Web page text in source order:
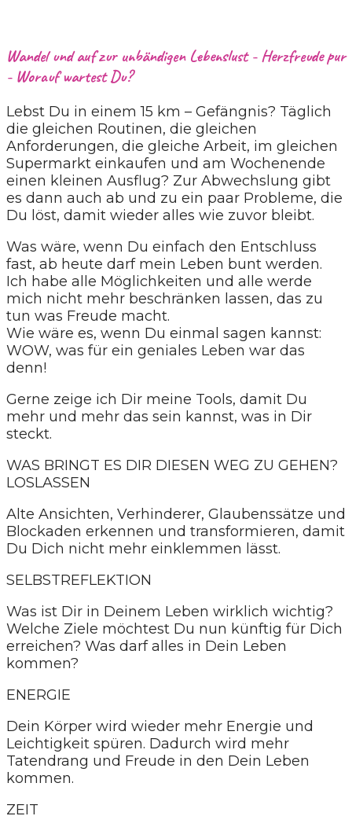
Wandel und auf zur unbändigen Lebenslust - Herzfreude pur
- Worauf wartest Du?
Lebst Du in einem 15 km – Gefängnis? Täglich
die gleichen Routinen, die gleichen
Anforderungen, die gleiche Arbeit, im gleichen
Supermarkt einkaufen und am Wochenende
einen kleinen Ausflug? Zur Abwechslung gibt
es dann auch ab und zu ein paar Probleme, die
Du löst, damit wieder alles wie zuvor bleibt.
Was wäre, wenn Du einfach den Entschluss
fast, ab heute darf mein Leben bunt werden.
Ich habe alle Möglichkeiten und alle werde
mich nicht mehr beschränken lassen, das zu
tun was Freude macht.
Wie wäre es, wenn Du einmal sagen kannst:
WOW, was für ein geniales Leben war das
denn!
Gerne zeige ich Dir meine Tools, damit Du
mehr und mehr das sein kannst, was in Dir
steckt.
WAS BRINGT ES DIR DIESEN WEG ZU GEHEN?
LOSLASSEN
Alte Ansichten, Verhinderer, Glaubenssätze und
Blockaden erkennen und transformieren, damit
Du Dich nicht mehr einklemmen lässt.
SELBSTREFLEKTION
Was ist Dir in Deinem Leben wirklich wichtig?
Welche Ziele möchtest Du nun künftig für Dich
erreichen? Was darf alles in Dein Leben
kommen?
ENERGIE
Dein Körper wird wieder mehr Energie und
Leichtigkeit spüren. Dadurch wird mehr
Tatendrang und Freude in den Dein Leben
kommen.
ZEIT